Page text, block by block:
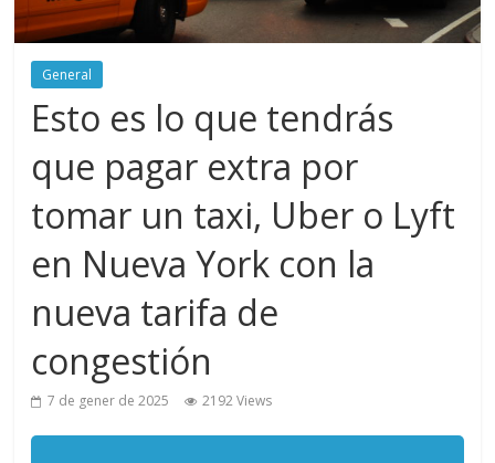
General
Esto es lo que tendrás
que pagar extra por
tomar un taxi, Uber o Lyft
en Nueva York con la
nueva tarifa de
congestión
7 de gener de 2025 2192 Views